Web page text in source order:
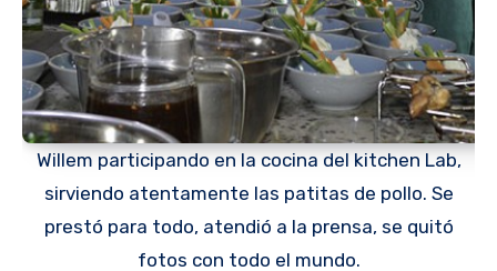
Willem participando en la cocina del kitchen Lab,
sirviendo atentamente las patitas de pollo. Se
prestó para todo, atendió a la prensa, se quitó
fotos con todo el mundo.